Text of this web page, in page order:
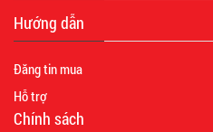
Hướng dẫn
Đăng tin mua
Hỗ trợ
Chính sách